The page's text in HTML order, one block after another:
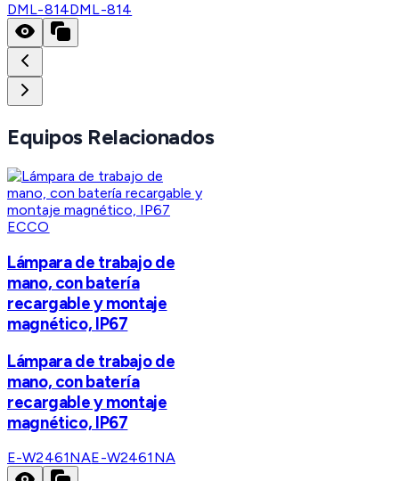
DML-814DML-814
Equipos Relacionados
ECCO
Lámpara de trabajo de
mano, con batería
recargable y montaje
magnético, IP67
Lámpara de trabajo de
mano, con batería
recargable y montaje
magnético, IP67
E-W2461NAE-W2461NA